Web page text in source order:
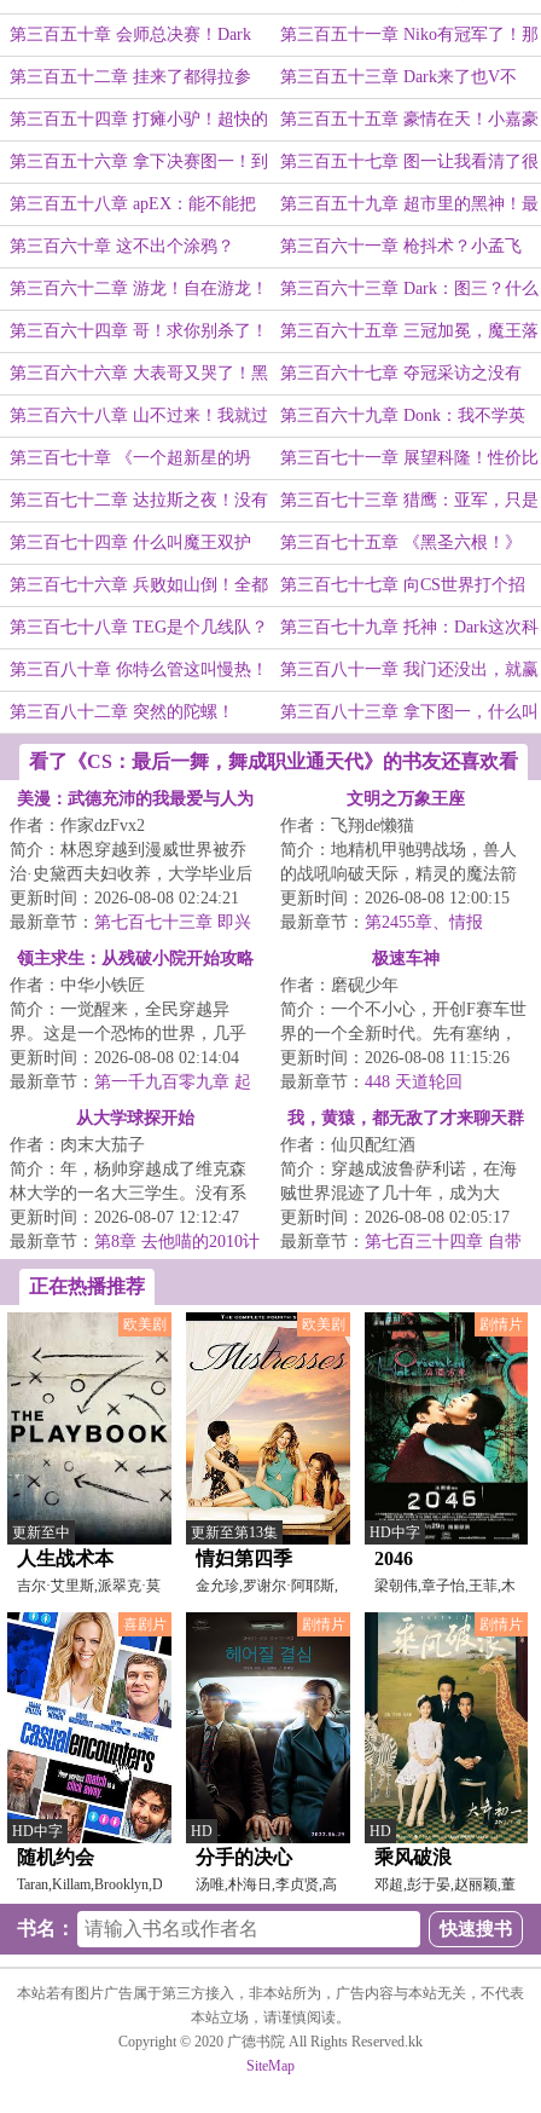
重生的尼！！！ 啊！这 Niko 是真踏马硬啊今天！”
第三百五十章 会师总决赛！Dark
！这一次我不会输给你了！
第三百五十一章 Niko有冠军了！那
Donk会成为下一个Niko吗？
第三百五十二章 挂来了都得拉参
数！
第三百五十三章 Dark来了也V不
了！卧槽！他真V了？
第三百五十四章 打瘫小驴！超快的
135°锁头！
第三百五十五章 豪情在天！小嘉豪
VS绅士豪！
第三百五十六章 拿下决赛图一！到
底谁在Hide？！谁没尽力？！
第三百五十七章 图一让我看清了很
多人！
第三百五十八章 apEX：能不能把
这群开挂的给Ban了？
第三百五十九章 超市里的黑神！最
大的舞台！
第三百六十章 这不出个涂鸦？ 第三百六十一章 枪抖术？小孟飞
刀？
第三百六十二章 游龙！自在游龙！ 第三百六十三章 Dark：图三？什么
图三？
第三百六十四章 哥！求你别杀了！
我踏马快喘不上气儿了！
第三百六十五章 三冠加冕，魔王落
座！
第三百六十六章 大表哥又哭了！黑
神：还是不够啊！
第三百六十七章 夺冠采访之没有
Dark的老尼IF线！
第三百六十八章 山不过来！我就过
去！
第三百六十九章 Donk：我不学英
语了，学中文去！
第三百七十章 《一个超新星的坍
塌》、《卧槽里的！坍塌成黑洞是什
么鬼！》
第三百七十一章 展望科隆！性价比
Dark降临！
第三百七十二章 达拉斯之夜！没有
黑神的夜晚！
第三百七十三章 猎鹰：亚军，只是
开始！
第三百七十四章 什么叫魔王双护
啊！
第三百七十五章 《黑圣六根！》
第三百七十六章 兵败如山倒！全都
是超人！
第三百七十七章 向CS世界打个招
呼！最强底裤之人！
第三百七十八章 TEG是个几线队？ 第三百七十九章 托神：Dark这次科
隆手感慢热！
第三百八十章 你特么管这叫慢热！
表哥救一下！
第三百八十一章 我门还没出，就赢
了？？！
第三百八十二章 突然的陀螺！ 第三百八十三章 拿下图一，什么叫
无为而治的指挥艺术啊！
看了《CS：最后一舞，舞成职业通天代》的书友还喜欢看
美漫：武德充沛的我最爱与人为
善
作者：作家dzFvx2
简介：林恩穿越到漫威世界被乔
治·史黛西夫妇收养，大学毕业后
成为纽约FBI一员，还以为自己这
辈子没有金...
更新时间：2026-08-08 02:24:21
最新章节： 第七百七十三章 即兴
演奏！
文明之万象王座
作者：飞翔de懒猫
简介：地精机甲驰骋战场，兽人
的战吼响破天际，精灵的魔法箭
矢穿破钢铁洪流而至，矮人的重
炮以咆哮彰显着...
更新时间：2026-08-08 12:00:15
最新章节： 第2455章、情报
领主求生：从残破小院开始攻略
作者：中华小铁匠
简介：一觉醒来，全民穿越异
界。这是一个恐怖的世界，几乎
不可度量。这里有巨龙、狮鹫、
哥布林、地精、矮...
更新时间：2026-08-08 02:14:04
最新章节： 第一千九百零九章 起
极速车神
作者：磨砚少年
简介：一个不小心，开创F赛车世
界的一个全新时代。先有塞纳，
再有舒马赫，然后就是...
更新时间：2026-08-08 11:15:26
最新章节： 448 天道轮回
从大学球探开始
作者：肉末大茄子
简介：年，杨帅穿越成了维克森
林大学的一名大三学生。没有系
统，没有天赋，他唯一比其他人
多知道的，是未...
更新时间：2026-08-07 12:12:47
最新章节： 第8章 去他喵的2010计
划！（加更求月票！）
我，黄猿，都无敌了才来聊天群
作者：仙贝配红酒
简介：穿越成波鲁萨利诺，在海
贼世界混迹了几十年，成为大
将，实力近乎无敌！秉承着‘抓了
一辈子海贼，就...
更新时间：2026-08-08 02:05:17
最新章节： 第七百三十四章 自带
正在热播推荐
欧美剧
更新至中
人生战术本
吉尔·艾里斯,派翠克·莫
拉托鲁,若泽·穆里
欧美剧
更新至第13集
情妇第四季
金允珍,罗谢尔·阿耶斯,
杰斯·麦卡兰,布雷
剧情片
HD中字
2046
梁朝伟,章子怡,王菲,木
村拓哉,巩俐,刘嘉玲,
喜剧片
HD中字
随机约会
Taran,Killam,Brooklyn,Decker,David,Krumh
剧情片
HD
分手的决心
汤唯,朴海日,李贞贤,高
庚杓,朴勇宇
剧情片
HD
乘风破浪
邓超,彭于晏,赵丽颖,董
子健,金士杰,叫兽易
书名：
本站若有图片广告属于第三方接入，非本站所为，广告内容与本站无关，不代表
本站立场，请谨慎阅读。
Copyright © 2020 广德书院 All Rights Reserved.kk
SiteMap